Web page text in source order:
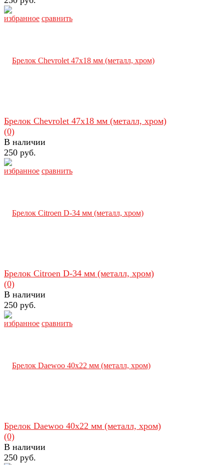
избранное сравнить
избранное сравнить
Брелок Chevrolet 47х18 мм (металл, хром)
(0)
В наличии
250 руб.
избранное сравнить
Брелок Citroen D-34 мм (металл, хром)
(0)
В наличии
250 руб.
Брелок Daewoo 40х22 мм (металл, хром)
(0)
В наличии
250 руб.